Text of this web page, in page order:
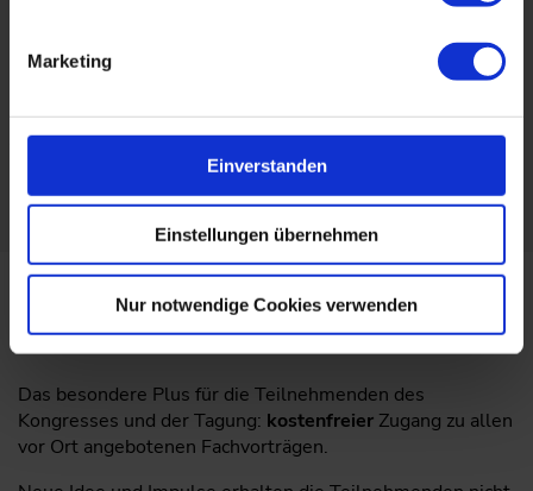
Marketing
Einverstanden
Einstellungen übernehmen
Nur notwendige Cookies verwenden
Aussteller oder Sponsor werden?
Paralleltagung 2026
Das besondere Plus für die Teilnehmenden des
Kongresses und der Tagung: kostenfreier Zugang zu allen
vor Ort angebotenen Fachvorträgen.